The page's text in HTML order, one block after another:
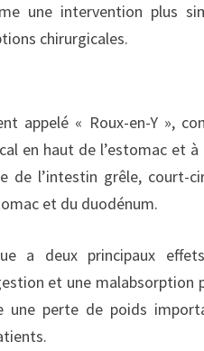
une intervention plus
chirurgicales.
appelé « Roux-en-Y »,
en haut de l’estomac et à
de l’intestin grêle, court-
et du duodénum.
a deux principaux
et une malabsorption
une perte de poids